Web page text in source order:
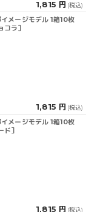
1,815 円 (税込)
メージモデル 1箱10枚
コラ］
1,815 円 (税込)
メージモデル 1箱10枚
］
1,815 円 (税込)